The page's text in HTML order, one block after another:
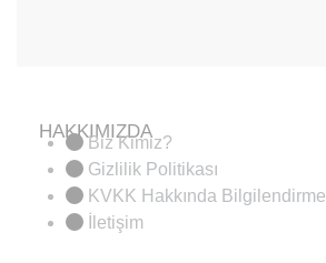
HAKKIMIZDA
Biz Kimiz?
Gizlilik Politikası
KVKK Hakkında Bilgilendirme
İletişim